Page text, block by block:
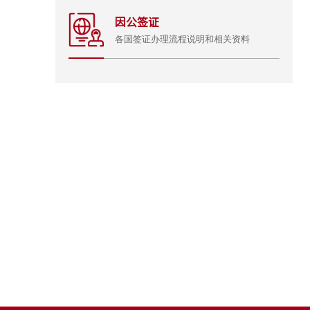
因公签证
各国签证办理流程说明和相关资料